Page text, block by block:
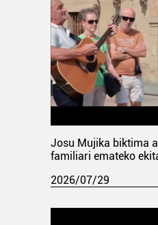
Josu Mujika biktima
familiari emateko
2026/07/29